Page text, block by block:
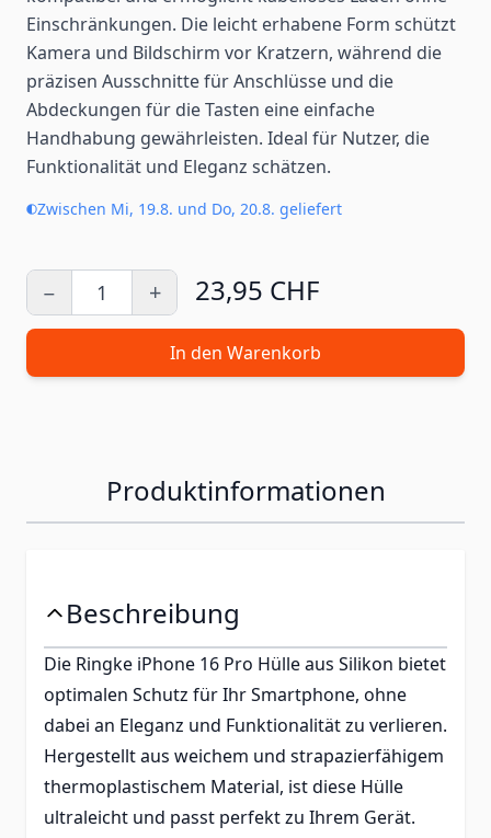
Einschränkungen. Die leicht erhabene Form schützt
Kamera und Bildschirm vor Kratzern, während die
präzisen Ausschnitte für Anschlüsse und die
Abdeckungen für die Tasten eine einfache
Handhabung gewährleisten. Ideal für Nutzer, die
Funktionalität und Eleganz schätzen.
Zwischen Mi, 19.8. und Do, 20.8. geliefert
Menge
− + 23,95 CHF
In den Warenkorb
Produktinformationen
Beschreibung
Die Ringke iPhone 16 Pro Hülle aus Silikon bietet
optimalen Schutz für Ihr Smartphone, ohne
dabei an Eleganz und Funktionalität zu verlieren.
Hergestellt aus weichem und strapazierfähigem
thermoplastischem Material, ist diese Hülle
ultraleicht und passt perfekt zu Ihrem Gerät.